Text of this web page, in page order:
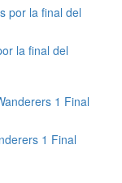
la final del
1 Final